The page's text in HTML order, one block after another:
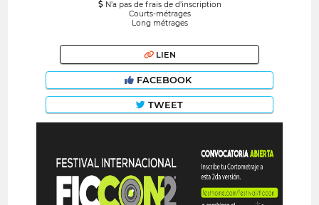
N’a pas de frais de d’inscription
Courts-métrages
Long métrages
LIEN
FACEBOOK
TWEET